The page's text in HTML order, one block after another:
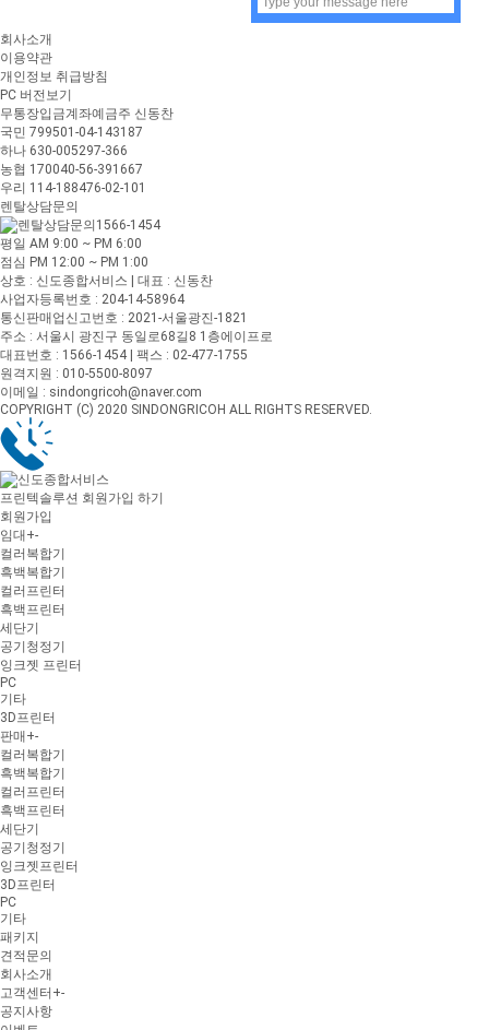
회사소개
이용약관
개인정보 취급방침
PC 버전보기
무통장입금계좌예금주 신동찬
국민 799501-04-143187
하나 630-005297-366
농협 170040-56-391667
우리 114-188476-02-101
렌탈상담문의
1566-1454
평일 AM 9:00 ~ PM 6:00
점심 PM 12:00 ~ PM 1:00
상호 : 신도종합서비스 | 대표 : 신동찬
사업자등록번호 : 204-14-58964
통신판매업신고번호 : 2021-서울광진-1821
주소 : 서울시 광진구 동일로68길8 1층에이프로
대표번호 : 1566-1454 | 팩스 : 02-477-1755
원격지원 : 010-5500-8097
이메일 : sindongricoh@naver.com
COPYRIGHT (C) 2020 SINDONGRICOH ALL RIGHTS RESERVED.
프린텍솔루션 회원가입 하기
회원가입
임대 +-
컬러복합기
흑백복합기
컬러프린터
흑백프린터
세단기
공기청정기
잉크젯 프린터
PC
기타
3D프린터
판매 +-
컬러복합기
흑백복합기
컬러프린터
흑백프린터
세단기
공기청정기
잉크젯프린터
3D프린터
PC
기타
패키지
견적문의
회사소개
고객센터 +-
공지사항